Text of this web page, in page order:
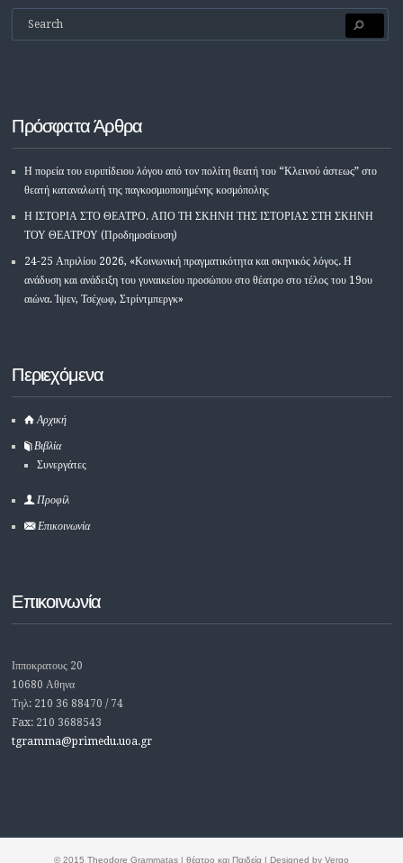
Πρόσφατα Άρθρα
Η πορεία του ευριπίδειου λόγου από τον πολίτη θεατή του “Κλεινού άστεως” στο
θεατή καταναλωτή της παγκοσμιοποιημένης κοσμόπολης
Η ΙΣΤΟΡΙΑ ΣΤΟ ΘΕΑΤΡΟ. ΑΠΟ ΤΗ ΣΚΗΝΗ ΤΗΣ ΙΣΤΟΡΙΑΣ ΣΤΗ ΣΚΗΝΗ
ΤΟΥ ΘΕΑΤΡΟΥ (Προδημοσίευση)
24-25 Απριλίου 2026, «Κοινωνική πραγματικότητα και σκηνικός λόγος. Η
ανάδυση και ανάδειξη του γυναικείου προσώπου στο θέατρο στο τέλος του 19ου
αιώνα. Ίψεν, Τσέχωφ, Στρίντμπεργκ»
Περιεχόμενα
Αρχική
Βιβλία
Συνεργάτες
Προφίλ
Επικοινωνία
Επικοινωνία
Ιπποκρατους 20
10680 Αθηνα
Τηλ: 210 36 88470 / 74
Fax: 210 3688543
tgramma@primedu.uoa.gr
© 2015 Theodore Grammatas | θέατρο και Παιδεία | Designed by Vergo